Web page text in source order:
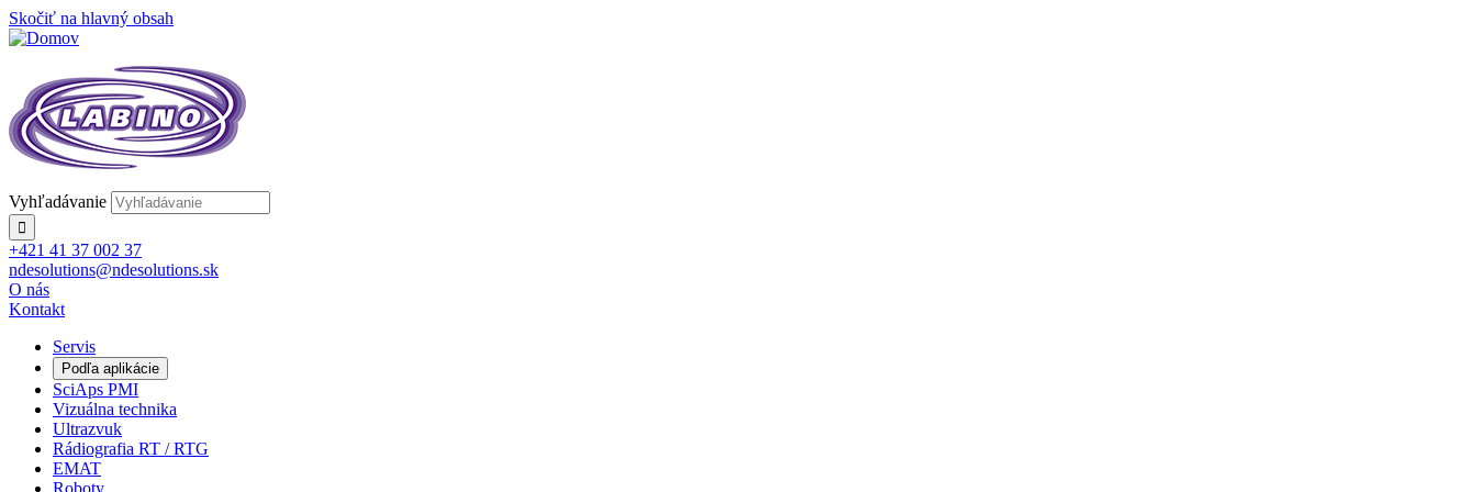
Skočiť na hlavný obsah
Vyhľadávanie
+421 41 37 002 37
ndesolutions@ndesolutions.sk
O nás
Kontakt
Servis
Podľa aplikácie
SciAps PMI
Vizuálna technika
Ultrazvuk
Rádiografia RT / RTG
EMAT
Roboty